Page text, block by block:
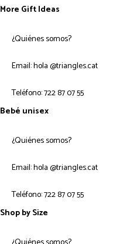
More Gift Ideas
¿Quiénes somos?
Email: hola @triangles.cat
Teléfono: 722 87 07 55
Bebé unisex
¿Quiénes somos?
Email: hola @triangles.cat
Teléfono: 722 87 07 55
Shop by Size